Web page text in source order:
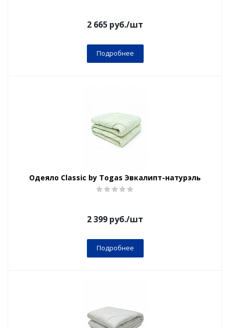
2 665 руб./шт
Подробнее
Одеяло Classic by Togas Эвкалипт-натурэль
2 399 руб./шт
Подробнее